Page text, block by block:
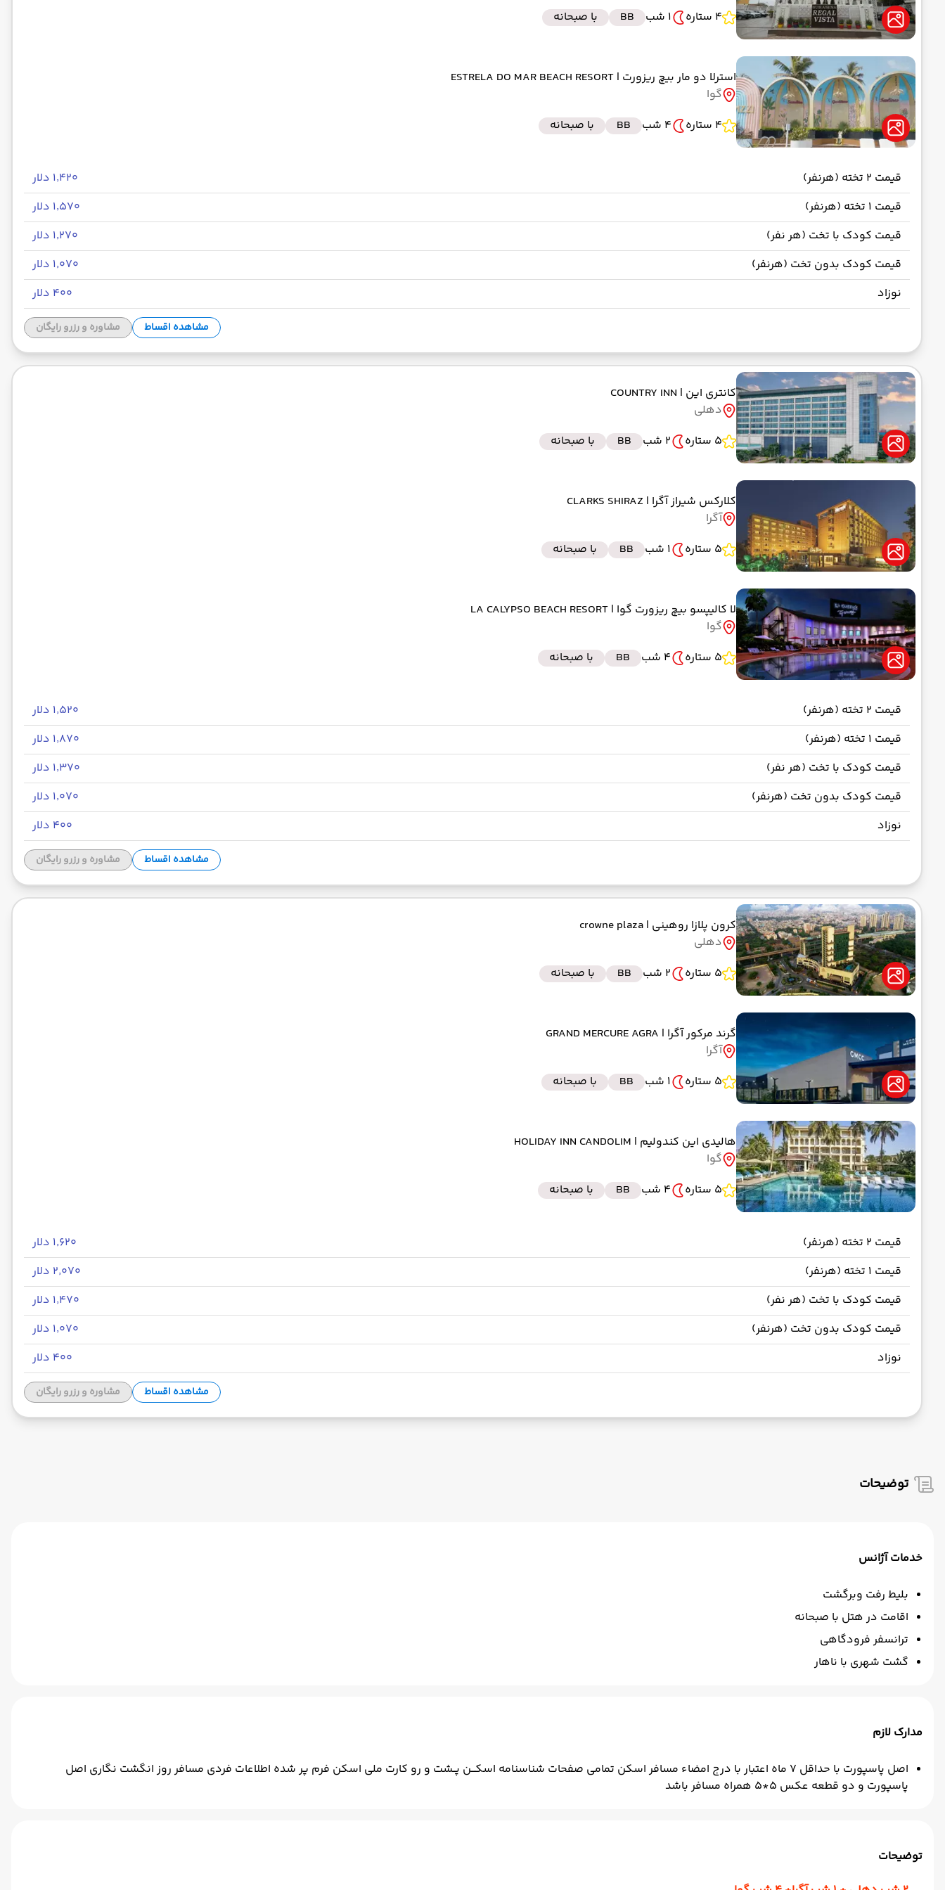
4 ستاره
1 شب BB با صبحانه
استرلا دو مار بیچ ریزورت | ESTRELA DO MAR BEACH RESORT
گوا
4 ستاره
4 شب BB با صبحانه
قیمت 2 تخته (هرنفر)
۱٬۴۲۰ دلار
قیمت 1 تخته (هرنفر)
۱٬۵۷۰ دلار
قیمت کودک با تخت (هر نفر)
۱٬۲۷۰ دلار
قیمت کودک بدون تخت (هرنفر)
۱٬۰۷۰ دلار
نوزاد
۴۰۰ دلار
مشاهده اقساط مشاوره و رزرو رایگان
کانتری این | COUNTRY INN
دهلی
5 ستاره
2 شب BB با صبحانه
کلارکس شیراز آگرا | CLARKS SHIRAZ
آگرا
5 ستاره
1 شب BB با صبحانه
لا کالیپسو بیچ ریزورت گوا | LA CALYPSO BEACH RESORT
گوا
5 ستاره
4 شب BB با صبحانه
قیمت 2 تخته (هرنفر)
۱٬۵۲۰ دلار
قیمت 1 تخته (هرنفر)
۱٬۸۷۰ دلار
قیمت کودک با تخت (هر نفر)
۱٬۳۷۰ دلار
قیمت کودک بدون تخت (هرنفر)
۱٬۰۷۰ دلار
نوزاد
۴۰۰ دلار
مشاهده اقساط مشاوره و رزرو رایگان
کرون پلازا روهینی | crowne plaza
دهلی
5 ستاره
2 شب BB با صبحانه
گرند مرکور آگرا | GRAND MERCURE AGRA
آگرا
5 ستاره
1 شب BB با صبحانه
هالیدی این کندولیم | HOLIDAY INN CANDOLIM
گوا
5 ستاره
4 شب BB با صبحانه
قیمت 2 تخته (هرنفر)
۱٬۶۲۰ دلار
قیمت 1 تخته (هرنفر)
۲٬۰۷۰ دلار
قیمت کودک با تخت (هر نفر)
۱٬۴۷۰ دلار
قیمت کودک بدون تخت (هرنفر)
۱٬۰۷۰ دلار
نوزاد
۴۰۰ دلار
مشاهده اقساط مشاوره و رزرو رایگان
توضیحات
خدمات آژانس
بلیط رفت وبرگشت
اقامت در هتل با صبحانه
ترانسفر فرودگاهی
گشت شهری با ناهار
مدارک لازم
اصل پاسپورت با حداقل 7 ماه اعتبار با درج امضاء مسافر اسکن تمامی صفحات شناسنامه اسکـــن پــشت و رو کارت ملی اسکن فرم پر شده اطلاعات فردی مسافر روز انگشت نگاری اصل
پاسپورت و دو قطعه عکس 5*5 همراه مسافر باشد
توضیحات